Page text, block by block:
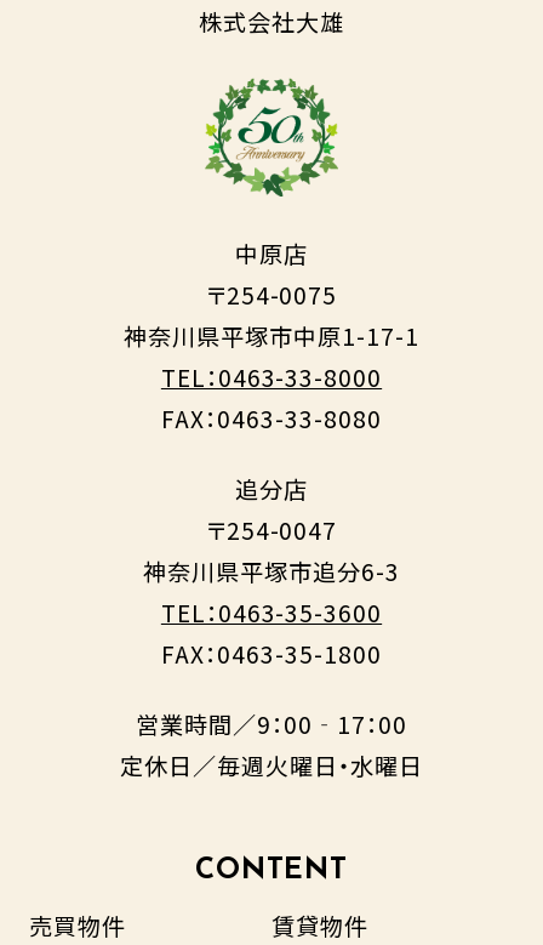
株式会社大雄
中原店
〒254-0075
神奈川県平塚市中原1-17-1
TEL：0463-33-8000
FAX：0463-33-8080
追分店
〒254-0047
神奈川県平塚市追分6-3
TEL：0463-35-3600
FAX：0463-35-1800
営業時間／9：00‐17：00
定休日／毎週火曜日・水曜日
CONTENT
売買物件
賃貸物件